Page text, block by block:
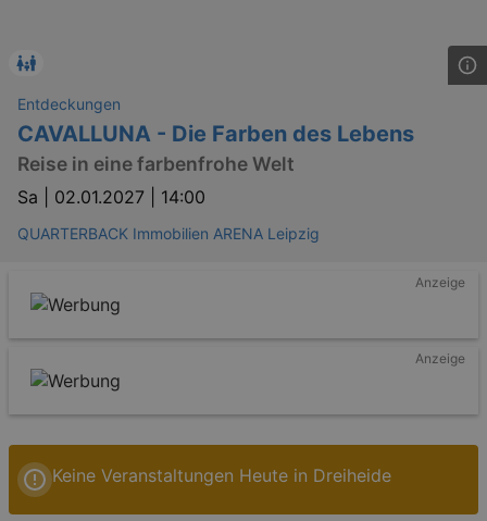
Entdeckungen
CAVALLUNA - Die Farben des Lebens
Reise in eine farbenfrohe Welt
Sa | 02.01.2027 | 14:00
QUARTERBACK Immobilien ARENA Leipzig
Anzeige
Anzeige
Keine Veranstaltungen Heute in Dreiheide